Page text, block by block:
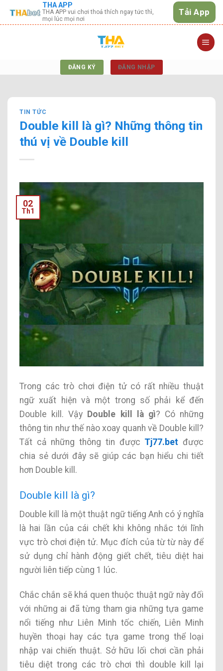
THA APP
THA APP vui chơi thoả thích ngay tức thì,
mọi lúc mọi nơi
Tải App
ĐĂNG KÝ ĐĂNG NHẬP
TIN TỨC
Double kill là gì? Những thông tin
thú vị về Double kill
02
Th1
Trong các trò chơi điện tử có rất nhiều thuật
ngữ xuất hiện và một trong số phải kể đến
Double kill. Vậy Double kill là gì? Có những
thông tin như thế nào xoay quanh về Double kill?
Tất cả những thông tin được Tj77.bet được
chia sẻ dưới đây sẽ giúp các bạn hiểu chi tiết
hơn Double kill.
Double kill là gì?
Double kill là một thuật ngữ tiếng Anh có ý nghĩa
là hai lần của cái chết khi không nhắc tới lĩnh
vực trò chơi điện tử. Mục đích của từ từ này để
sử dụng chỉ hành động giết chết, tiêu diệt hai
người liên tiếp cùng 1 lúc.
Chắc chắn sẽ khá quen thuộc thuật ngữ này đối
với những ai đã từng tham gia những tựa game
nổi tiếng như Liên Minh tốc chiến, Liên Minh
huyền thoại hay các tựa game trong thể loại
nhập vai chiến thuật. Sở hữu lối chơi cần phải
tiêu diệt trong các trò chơi thì double kill lại